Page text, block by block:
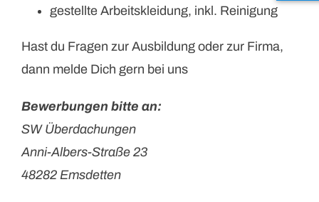
gestellte Arbeitskleidung, inkl. Reinigung
Hast du Fragen zur Ausbildung oder zur Firma,
dann melde Dich gern bei uns
Bewerbungen bitte an:
SW Überdachungen
Anni-Albers-Straße 23
48282 Emsdetten